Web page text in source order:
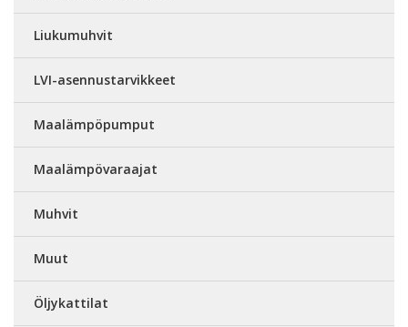
Liukumuhvit
LVI-asennustarvikkeet
Maalämpöpumput
Maalämpövaraajat
Muhvit
Muut
Öljykattilat